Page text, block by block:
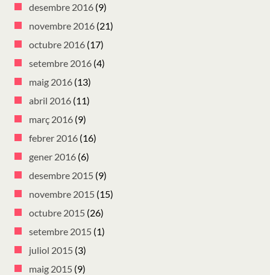
desembre 2016 (9)
novembre 2016 (21)
octubre 2016 (17)
setembre 2016 (4)
maig 2016 (13)
abril 2016 (11)
març 2016 (9)
febrer 2016 (16)
gener 2016 (6)
desembre 2015 (9)
novembre 2015 (15)
octubre 2015 (26)
setembre 2015 (1)
juliol 2015 (3)
maig 2015 (9)